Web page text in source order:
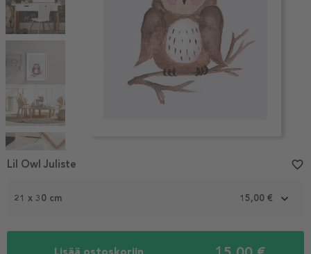
1
21 x 30 cm 15,00 €
Lil Owl Juliste favorite_border